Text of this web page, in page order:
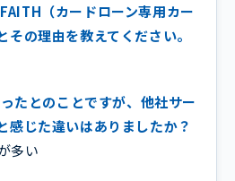
（カードローン専用カー
その理由を教えてください。
たとのことですが、他社サー
感じた違いはありましたか？
多い